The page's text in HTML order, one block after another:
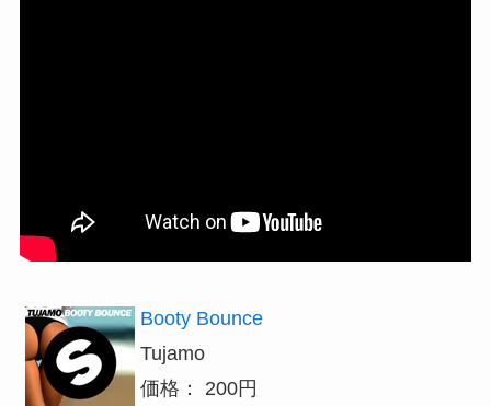
Booty Bounce
Tujamo
価格： 200円